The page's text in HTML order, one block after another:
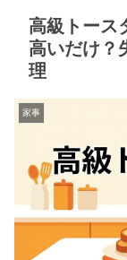
高級トース
高いだけ？
理
家事